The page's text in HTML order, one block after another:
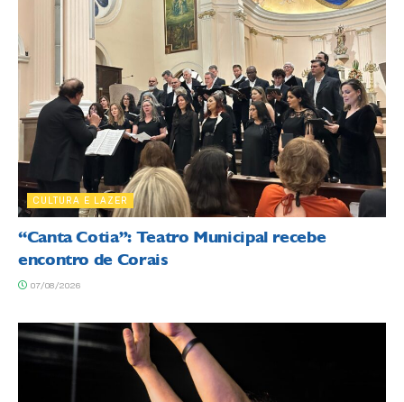
CULTURA E LAZER
“Canta Cotia”: Teatro Municipal recebe
encontro de Corais
07/08/2026